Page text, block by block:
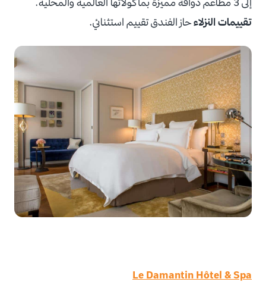
تقييمات النزلاءحاز الفندق تقييم استثنائي.
Le Damantin Hôtel & Spa